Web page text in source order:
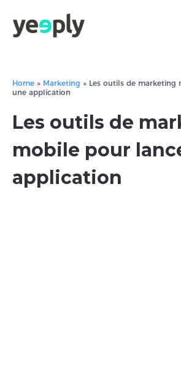
Home » Marketing » Les outils de marketing
une application
Les outils de
mobile pour
application